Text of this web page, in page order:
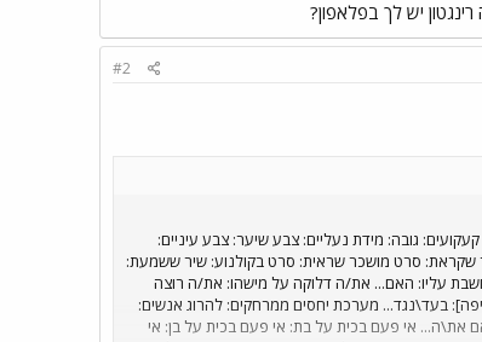
#2
גובה: מידת נעליים: צבע שיער: צבע עיניים:
שקראת: סרט מושכר שראית: סרט בקולנוע: שיר ששמעת:
עליו: האם... את/ה דלוקה על מישהו: את/ה רוצה
בעד\נגד... מערכת יחסים ממרחקים: להרוג אנשים:
את\ה... אי פעם בכית על בת: אי פעם בכית על בן: אי